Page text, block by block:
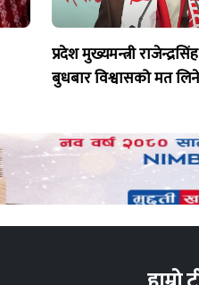
प्रदेश मुख्यमन्त्री
बुधबार विश्वासको मत